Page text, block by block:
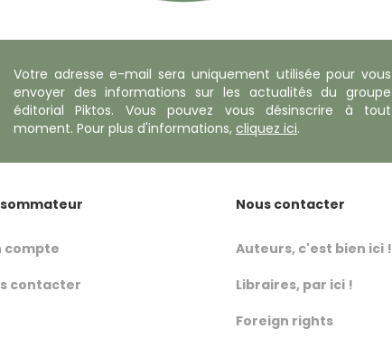
Votre adresse e-mail sera uniquement utilisée pour vous
envoyer des informations sur les actualités du groupe
éditorial Piktos. Vous pouvez vous désinscrire à tout
moment. Pour plus d'informations, cliquez ici.
compte
contacter
Nous contacter
Auteurs, c'est bien ici !
Libraires, par ici !
Foreign rights